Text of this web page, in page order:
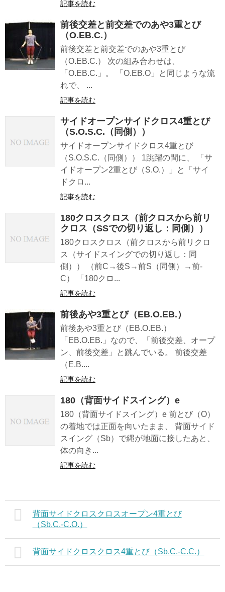
記事を読む
前後交差と前交差でのあや3重とび
（O.EB.C.）
前後交差と前交差でのあや3重とび
（O.EB.C.） 次の組み合わせは、
「O.EB.C.」。 「O.EB.O」と同じような流
れで、 ...
記事を読む
サイドオープンサイドクロス4重とび
（S.O.S.C.（同側））
サイドオープンサイドクロス4重とび
（S.O.S.C.（同側）） 1跳躍の間に、 「サ
イドオープン2重とび（S.O.）」と「サイ
ドクロ...
記事を読む
180クロスクロス（前クロスから前リ
クロス（SSでの切り返し：同側））
180クロスクロス（前クロスから前リクロ
ス（サイドスイングでの切り返し：同
側）） （前C→後S→前S（同側）→前-
C） 「180クロ...
記事を読む
前後あや3重とび（EB.O.EB.）
前後あや3重とび（EB.O.EB.）
「EB.O.EB.」なので、「前後交差、オープ
ン、前後交差」と跳んでいる。 前後交差
（E.B....
記事を読む
180（背面サイドスイング）e
180（背面サイドスイング）e 前とび（O）
の着地では正面を向いたまま、 背面サイド
スイング（Sb）で縄が地面に接したあと、
体の向き...
記事を読む
背面サイドクロスクロスオープン4重とび
（Sb.C.-C.O.）
背面サイドクロスクロス4重とび（Sb.C.-C.C.）